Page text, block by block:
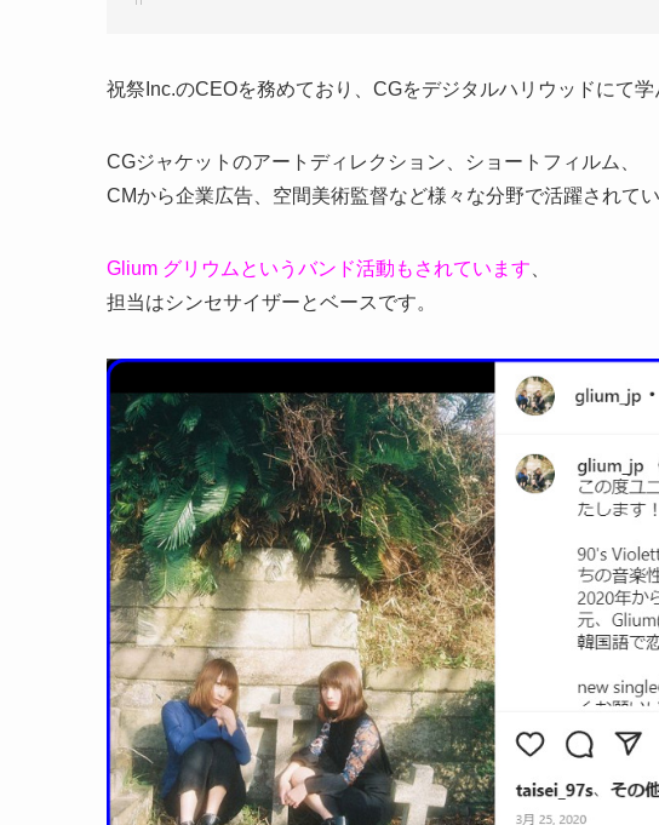
祝祭Inc.のCEOを務めており、CGをデジタルハリウッドにて学
CGジャケットのアートディレクション、ショートフィルム、
CMから企業広告、空間美術監督など様々な分野で活躍されてい
Glium グリウムというバンド活動もされています
担当はシンセサイザーとベースです。